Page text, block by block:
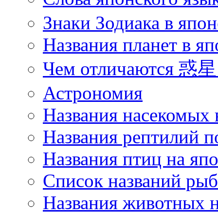
Знаки Зодиака в
Названия планет в
Чем отличаются 惑
Астрономия
Названия насекомых
Названия рептилий
Названия птиц на
Список названий
Названия животных